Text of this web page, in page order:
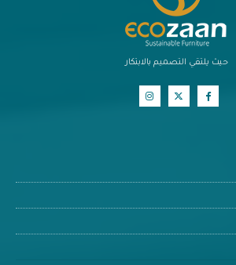
حيث يلتقي التصميم بالابتكار